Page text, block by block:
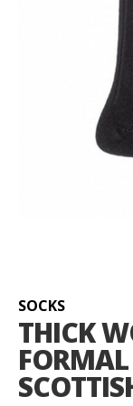
Bildgalerie
springen
SOCKS
THICK